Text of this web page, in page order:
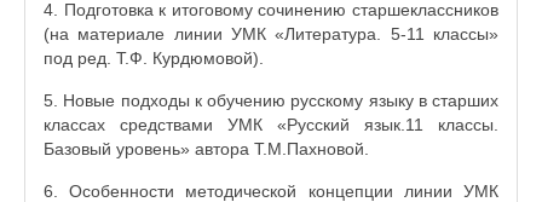
4. Подготовка к итоговому сочинению старшеклассников
(на материале линии УМК «Литература. 5-11 классы»
под ред. Т.Ф. Курдюмовой).
5. Новые подходы к обучению русскому языку в старших
классах средствами УМК «Русский язык.11 классы.
Базовый уровень» автора Т.М.Пахновой.
6. Особенности методической концепции линии УМК